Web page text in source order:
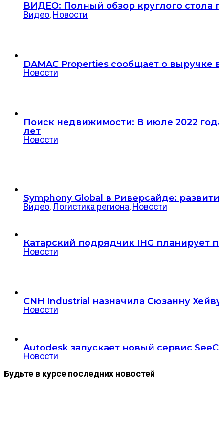
ВИДЕО: Полный обзор круглого стола
Видео, Новости
DAMAC Properties сообщает о
Новости
Поиск недвижимости: В июле 2022
лет
Новости
Symphony Global в Риверсайде:
Видео,Логистика региона, Новости
Катарский подрядчик IHG планирует
Новости
CNH Industrial назначила Сюзанну
Новости
Autodesk запускает новый сервис
Новости
Будьте в курсе последних новостей